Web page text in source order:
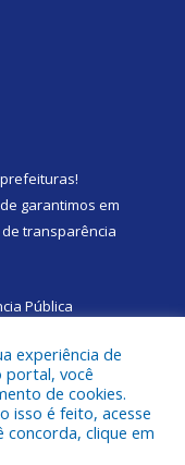
!
garantimos em
transparência
Pública
Municipal de Santa
experiência de
portal, você
de cookies.
isso é feito, acesse
concorda, clique em